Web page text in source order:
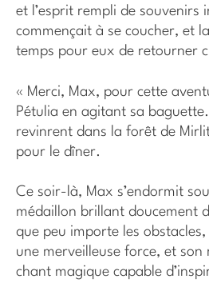
et l’esprit rempli de souvenirs
commençait à se coucher, et
temps pour eux de retourner
« Merci, Max, pour cette
Pétulia en agitant sa
revinrent dans la forêt de
pour le dîner.
Ce soir-là, Max s’endormit
médaillon brillant doucement
que peu importe les
une merveilleuse force, et son
chant magique capable